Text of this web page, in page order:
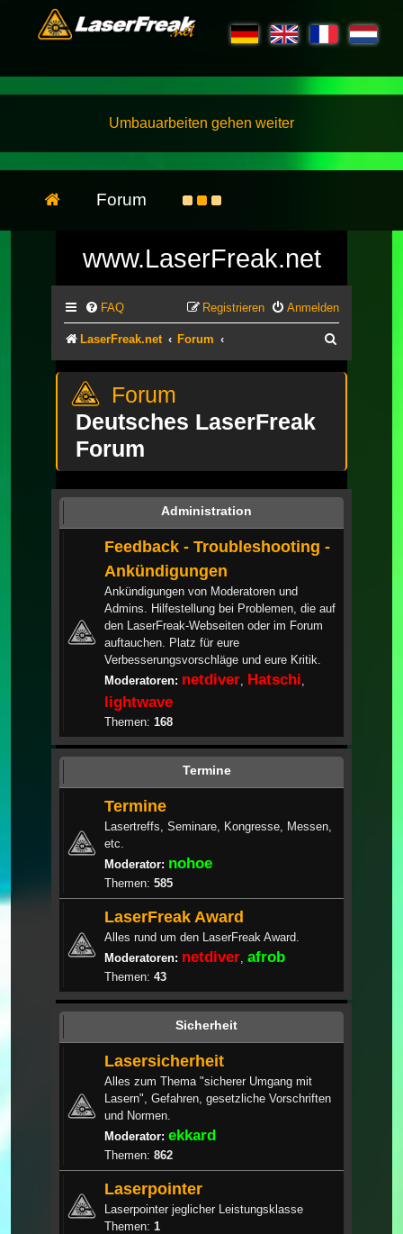
Umbauarbeiten gehen weiter
Forum
www.LaserFreak.net
FAQ Anmelden
Registrieren
LaserFreak.net Forum
Deutsches LaserFreak
Forum
Administration
Feedback - Troubleshooting -
Ankündigungen
Ankündigungen von Moderatoren und
Admins. Hilfestellung bei Problemen, die auf
den LaserFreak-Webseiten oder im Forum
auftauchen. Platz für eure
Verbesserungsvorschläge und eure Kritik.
Moderatoren: netdiver Hatschi
lightwave
Themen: 168
Termine
Termine
Lasertreffs, Seminare, Kongresse, Messen,
etc.
Moderator: nohoe
Themen: 585
LaserFreak Award
Alles rund um den LaserFreak Award.
Moderatoren: netdiver afrob
Themen: 43
Sicherheit
Lasersicherheit
Alles zum Thema "sicherer Umgang mit
Lasern", Gefahren, gesetzliche Vorschriften
und Normen.
Moderator: ekkard
Themen: 862
Laserpointer
Laserpointer jeglicher Leistungsklasse
Themen: 1